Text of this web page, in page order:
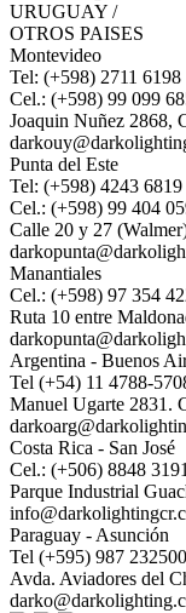
URUGUAY /
OTROS PAISES
Montevideo
Tel: (+598) 2711 6198
Cel.: (+598) 99 099
Joaquin Nuñez 2868,
Punta del Este
Tel: (+598) 4243 6819
Cel.: (+598) 99 404
Calle 20 y 27
Manantiales
Cel.: (+598) 97 354
Ruta 10 entre
Argentina - Buenos
Tel (+54) 11 4788-
Manuel Ugarte 2831.
Costa Rica - San José
Cel.: (+506) 8848 3191
Parque Industrial
Paraguay - Asunción
Tel (+595) 987 232500
Avda. Aviadores del